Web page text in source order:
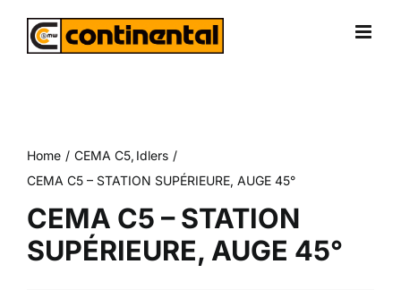
Home CEMA C5 Idlers
CEMA C5 – STATION SUPÉRIEURE, AUGE 45°
CEMA C5 – STATION
SUPÉRIEURE, AUGE 45°